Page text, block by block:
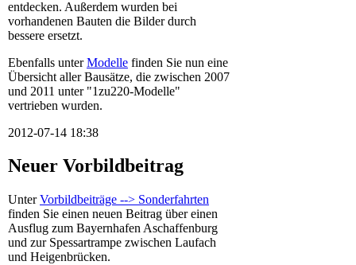
entdecken. Außerdem wurden bei
vorhandenen Bauten die Bilder durch
bessere ersetzt.
Ebenfalls unterModelle finden Sie nun eine
Übersicht aller Bausätze, die zwischen 2007
und 2011 unter "1zu220-Modelle"
vertrieben wurden.
2012-07-14 18:38
Neuer Vorbildbeitrag
UnterVorbildbeiträge --> Sonderfahrten
finden Sie einen neuen Beitrag über einen
Ausflug zum Bayernhafen Aschaffenburg
und zur Spessartrampe zwischen Laufach
und Heigenbrücken.